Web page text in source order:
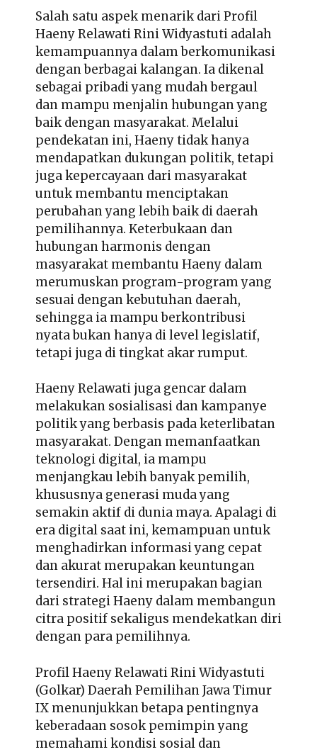
Salah satu aspek menarik dari Profil
Haeny Relawati Rini Widyastuti adalah
kemampuannya dalam berkomunikasi
dengan berbagai kalangan. Ia dikenal
sebagai pribadi yang mudah bergaul
dan mampu menjalin hubungan yang
baik dengan masyarakat. Melalui
pendekatan ini, Haeny tidak hanya
mendapatkan dukungan politik, tetapi
juga kepercayaan dari masyarakat
untuk membantu menciptakan
perubahan yang lebih baik di daerah
pemilihannya. Keterbukaan dan
hubungan harmonis dengan
masyarakat membantu Haeny dalam
merumuskan program-program yang
sesuai dengan kebutuhan daerah,
sehingga ia mampu berkontribusi
nyata bukan hanya di level legislatif,
tetapi juga di tingkat akar rumput.
Haeny Relawati juga gencar dalam
melakukan sosialisasi dan kampanye
politik yang berbasis pada keterlibatan
masyarakat. Dengan memanfaatkan
teknologi digital, ia mampu
menjangkau lebih banyak pemilih,
khususnya generasi muda yang
semakin aktif di dunia maya. Apalagi di
era digital saat ini, kemampuan untuk
menghadirkan informasi yang cepat
dan akurat merupakan keuntungan
tersendiri. Hal ini merupakan bagian
dari strategi Haeny dalam membangun
citra positif sekaligus mendekatkan diri
dengan para pemilihnya.
Profil Haeny Relawati Rini Widyastuti
(Golkar) Daerah Pemilihan Jawa Timur
IX menunjukkan betapa pentingnya
keberadaan sosok pemimpin yang
memahami kondisi sosial dan